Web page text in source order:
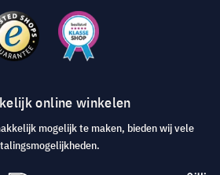
online winkelen
mogelijk te maken, bieden wij vele